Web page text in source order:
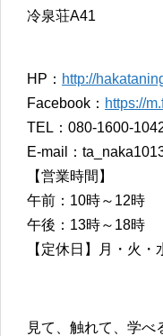
冷泉荘A41
HP： http://
Facebook： https://
TEL：080-1600-
E-mail：
【営業時間】
午前：10時～12時
午後：13時～18時
【定休日】月・火・
見て、触れて、学べ